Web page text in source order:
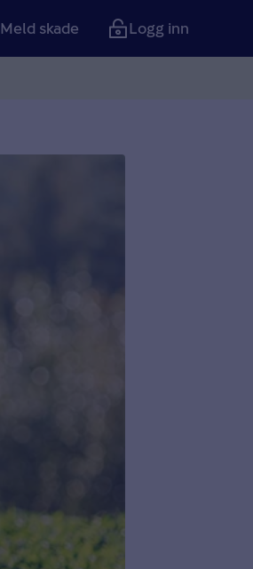
Meld skade Logg inn